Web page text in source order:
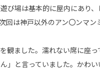
び場は基本的に屋内にあり
回は神戸以外のアン〇ンマン
観ました。濡れない席に座
」と言っていました。かわ